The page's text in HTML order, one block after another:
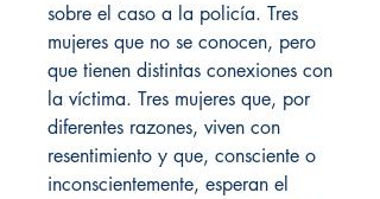
sobre el caso a la policía. Tres
mujeres que no se conocen, pero
que tienen distintas conexiones con
la víctima. Tres mujeres que, por
diferentes razones, viven con
resentimiento y que, consciente o
inconscientemente, esperan el